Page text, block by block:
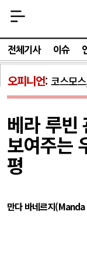
전체기사 이슈
오피니언 코스모
베라 루빈
보여주는
평
만다 바네르지